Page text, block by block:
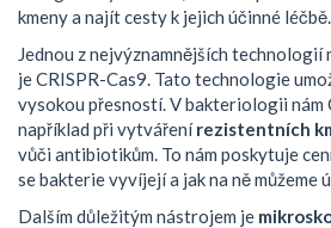
kmeny a najít cesty k jejich účinné léčbě.
Jednou z nejvýznamnějších
je CRISPR-Cas9. Tato technologie
vysokou přesností. V bakteriologii nám
například při vytvářenírezistentních
vůči antibiotikům. To nám poskytuje
se bakterie vyvíjejí a jak na ně můžeme
Dalším důležitým nástrojem je